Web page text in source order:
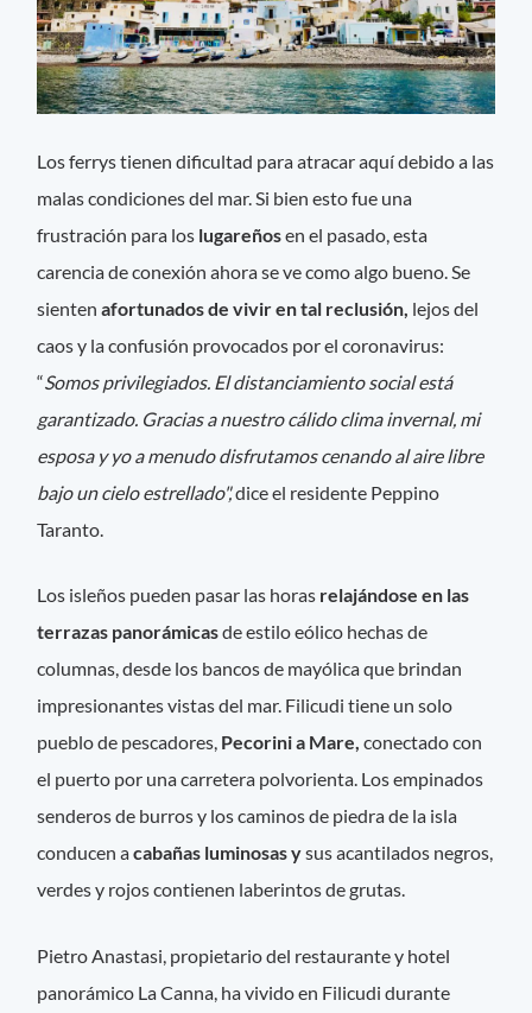
Los ferrys tienen dificultad para atracar aquí debido a las
malas condiciones del mar. Si bien esto fue una
frustración para los lugareñosen el pasado, esta
carencia de conexión ahora se ve como algo bueno. Se
sientenafortunados de vivir en tal reclusión, lejos del
caos y la confusión provocados por el coronavirus:
“Somos privilegiados. El distanciamiento social está
garantizado. Gracias a nuestro cálido clima invernal, mi
esposa y yo a menudo disfrutamos cenando al aire libre
bajo un cielo estrellado",dice el residente Peppino
Taranto.
Los isleños pueden pasar las horas relajándose en las
terrazas panorámicasde estilo eólico hechas de
columnas, desde los bancos de mayólica que brindan
impresionantes vistas del mar. Filicudi tiene un solo
pueblo de pescadores, Pecorini a Mare,conectado con
el puerto por una carretera polvorienta. Los empinados
senderos de burros y los caminos de piedra de la isla
conducen acabañas luminosas ysus acantilados negros,
verdes y rojos contienen laberintos de grutas.
Pietro Anastasi, propietario del restaurante y hotel
panorámico La Canna, ha vivido en Filicudi durante